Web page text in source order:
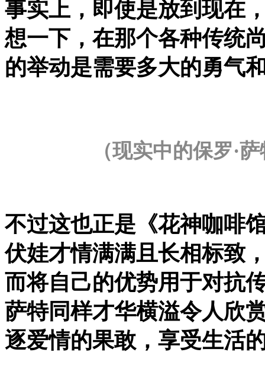
事实上，即使是放到现在
想一下，在那个各种传统
的举动是需要多大的勇气
（现实中的保罗·
不过这也正是《花神咖啡
伏娃才情满满且长相标致
而将自己的优势用于对抗
萨特同样才华横溢令人欣
逐爱情的果敢，享受生活